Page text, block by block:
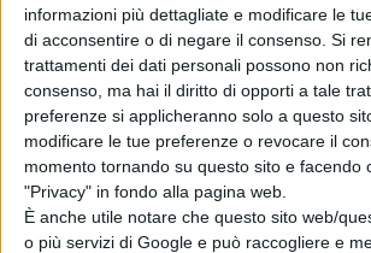
informazioni più dettagliate e modificare le
di acconsentire o di negare il consenso. Si
trattamenti dei dati personali possono non
consenso, ma hai il diritto di opporti a tale
preferenze si applicheranno solo a questo
modificare le tue preferenze o revocare il
momento tornando su questo sito e facendo
"Privacy" in fondo alla pagina web.
È anche utile notare che questo sito web/
o più servizi di Google e può raccogliere e
PubblicatoAgosto 11, 2020
News cinema e film